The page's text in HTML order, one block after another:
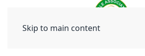
Skip to main content